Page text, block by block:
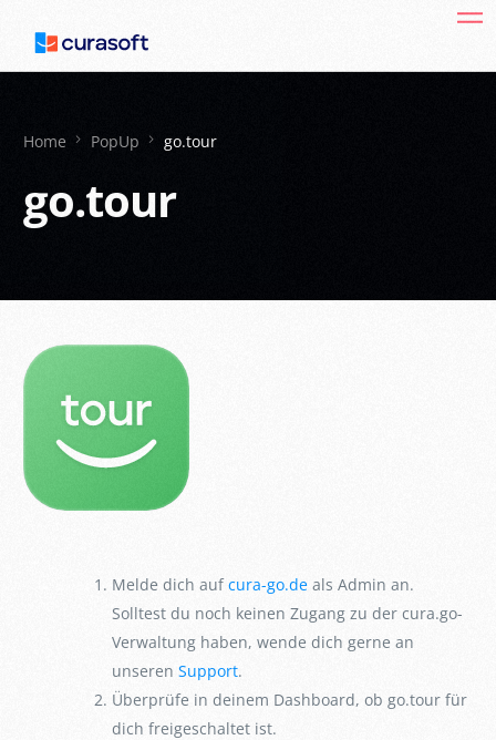
Home PopUp go.tour
go.tour
Melde dich aufcura-go.de als Admin an.
Solltest du noch keinen Zugang zu der cura.go-
Verwaltung haben, wende dich gerne an
unserenSupport.
Überprüfe in deinem Dashboard, ob go.tour für
dich freigeschaltet ist.